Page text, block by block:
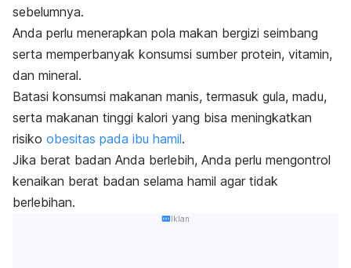
sebelumnya.
Anda perlu menerapkan pola makan bergizi seimbang
serta memperbanyak konsumsi sumber protein, vitamin,
dan mineral.
Batasi konsumsi makanan manis, termasuk gula, madu,
serta makanan tinggi kalori yang bisa meningkatkan
risiko obesitas pada ibu hamil.
Jika berat badan Anda berlebih, Anda perlu mengontrol
kenaikan berat badan selama hamil agar tidak
berlebihan.
Iklan